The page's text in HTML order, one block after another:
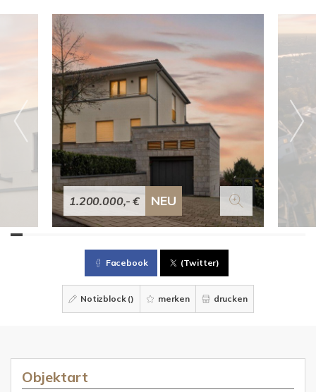
1.200.000,- € NEU
Facebook (Twitter)
Notizblock () merken drucken
Objektart